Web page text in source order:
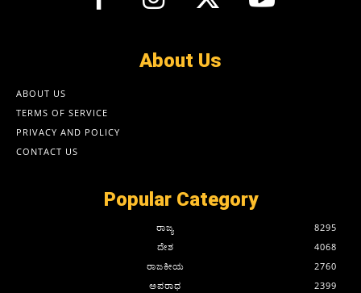
About Us
ABOUT US
TERMS OF SERVICE
PRIVACY AND POLICY
CONTACT US
Popular Category
ರಾಜ್ಯ
8295
ದೇಶ
4068
ರಾಜಕೀಯ
2760
ಅಪರಾಧ
2399